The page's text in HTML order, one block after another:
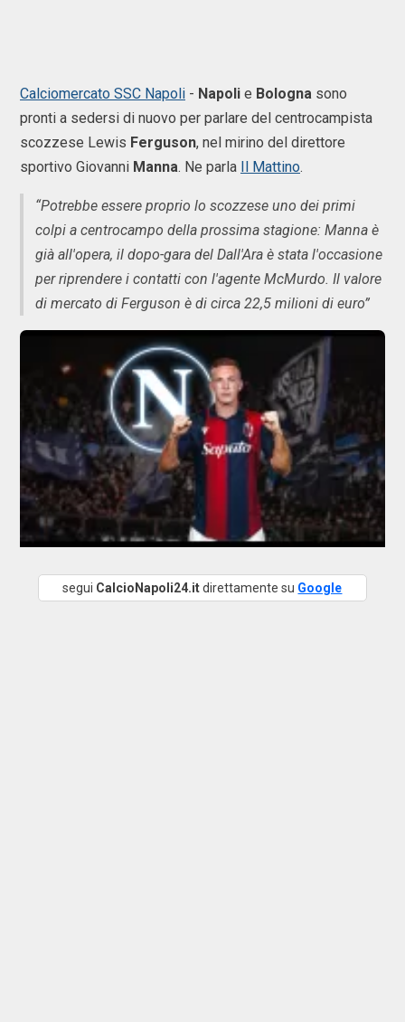
Calciomercato SSC Napoli - Napoli e Bologna sono
pronti a sedersi di nuovo per parlare del centrocampista
scozzese Lewis Ferguson, nel mirino del direttore
sportivo Giovanni Manna. Ne parla Il Mattino.
“Potrebbe essere proprio lo scozzese uno dei primi
colpi a centrocampo della prossima stagione: Manna è
già all'opera, il dopo-gara del Dall'Ara è stata l'occasione
per riprendere i contatti con l'agente McMurdo. Il valore
di mercato di Ferguson è di circa 22,5 milioni di euro”
segui CalcioNapoli24.itdirettamente su Google